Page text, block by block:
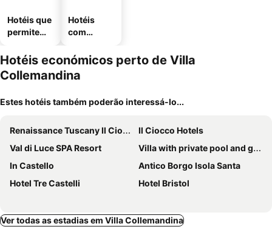
Hotéis que
permitem
Hotéis
com
mento
Hotéis económicos perto de Villa
Collemandina
Estes hotéis também poderão interessá-lo...
Renaissance Tuscany Il Ciocco Resort & Spa
Il Ciocco Hotels
Val di Luce SPA Resort
Villa with private pool and garden at 500 meters from village. Panoramic views
In Castello
Antico Borgo Isola Santa
Hotel Tre Castelli
Hotel Bristol
Ver todas as estadias em Villa Collemandina